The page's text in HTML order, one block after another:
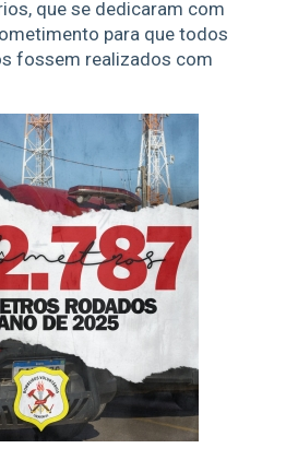
que se dedicaram com
para que todos
fossem realizados com